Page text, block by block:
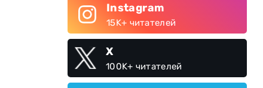
Instagram
15K+ читателей
X
100K+ читателей